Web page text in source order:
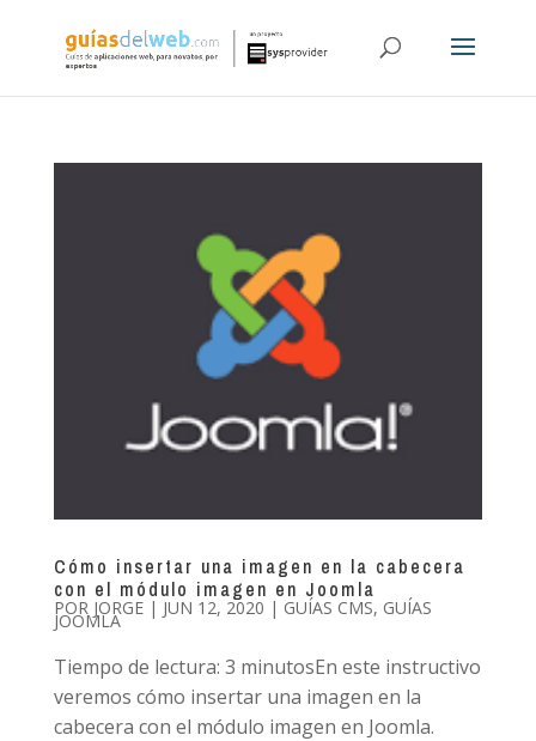
Cómo insertar una imagen en la cabecera
con el módulo imagen en Joomla
POR JORGE| JUN 12, 2020 | GUÍAS CMS, GUÍAS
JOOMLA
Tiempo de lectura: 3 minutosEn este instructivo
veremos cómo insertar una imagen en la
cabecera con el módulo imagen en Joomla.